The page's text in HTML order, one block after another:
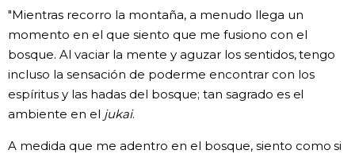
"Mientras recorro la montaña, a menudo llega un
momento en el que siento que me fusiono con el
bosque. Al vaciar la mente y aguzar los sentidos, tengo
incluso la sensación de poderme encontrar con los
espíritus y las hadas del bosque; tan sagrado es el
ambiente en el jukai.
A medida que me adentro en el bosque, siento como si